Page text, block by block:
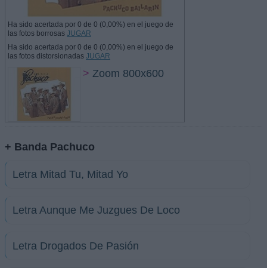
Ha sido acertada por 0 de 0 (0,00%) en el juego de
las fotos borrosas JUGAR
Ha sido acertada por 0 de 0 (0,00%) en el juego de
las fotos distorsionadas JUGAR
> Zoom 800x600
+ Banda Pachuco
Letra Mitad Tu, Mitad Yo
Letra Aunque Me Juzgues De Loco
Letra Drogados De Pasión